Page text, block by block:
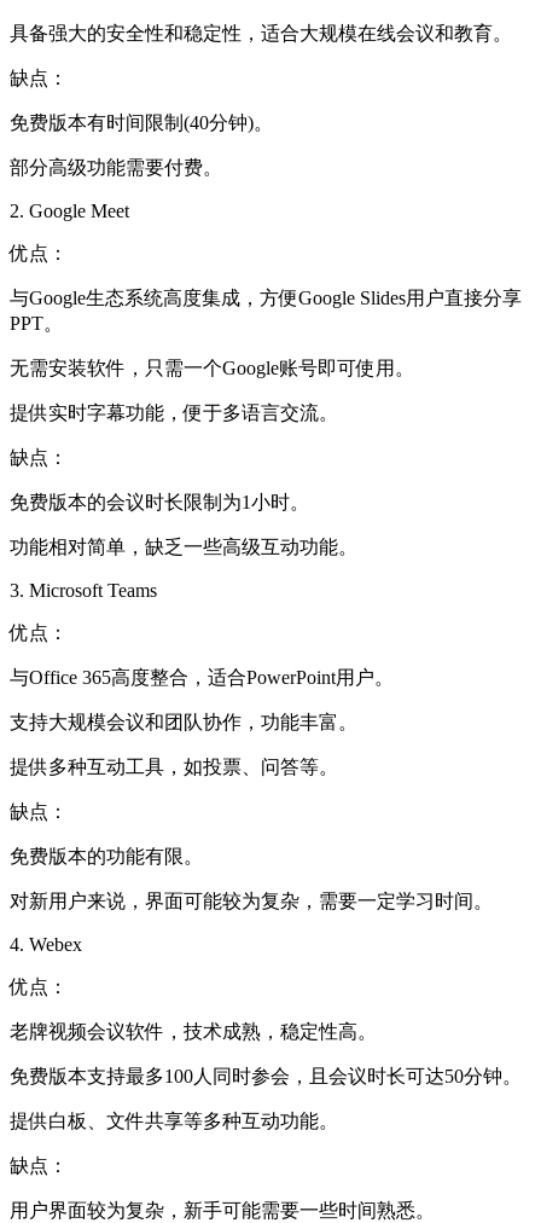
具备强大的安全性和稳定性，适合大规模在线会议和教育。
缺点：
免费版本有时间限制(40分钟)。
部分高级功能需要付费。
2. Google Meet
优点：
与Google生态系统高度集成，方便Google Slides用户直接分享
PPT。
无需安装软件，只需一个Google账号即可使用。
提供实时字幕功能，便于多语言交流。
缺点：
免费版本的会议时长限制为1小时。
功能相对简单，缺乏一些高级互动功能。
3. Microsoft Teams
优点：
与Office 365高度整合，适合PowerPoint用户。
支持大规模会议和团队协作，功能丰富。
提供多种互动工具，如投票、问答等。
缺点：
免费版本的功能有限。
对新用户来说，界面可能较为复杂，需要一定学习时间。
4. Webex
优点：
老牌视频会议软件，技术成熟，稳定性高。
免费版本支持最多100人同时参会，且会议时长可达50分钟。
提供白板、文件共享等多种互动功能。
缺点：
用户界面较为复杂，新手可能需要一些时间熟悉。